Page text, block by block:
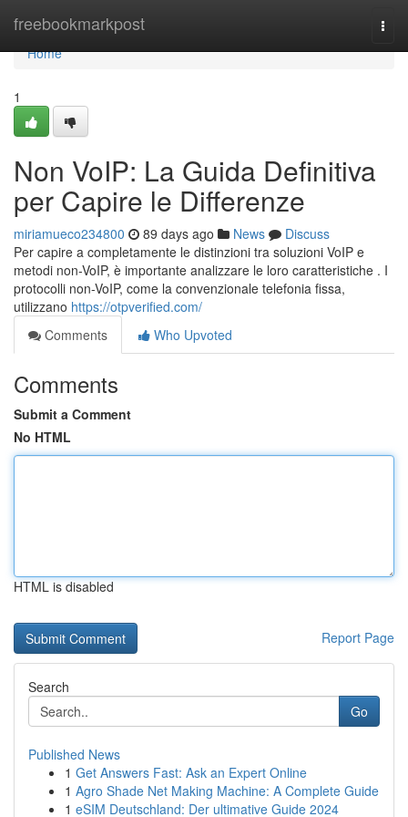
freebookmarkpost
Home
Home
1
Non VoIP: La Guida Definitiva
per Capire le Differenze
miriamueco234800 89 days ago News
Discuss
Per capire a completamente le distinzioni tra soluzioni VoIP e
metodi non-VoIP, è importante analizzare le loro caratteristiche . I
protocolli non-VoIP, come la convenzionale telefonia fissa,
utilizzano https://otpverified.com/
Comments
Who Upvoted
Comments
Submit a Comment
No HTML
HTML is disabled
Report Page
Search
Go
Published News
1 Get Answers Fast: Ask an Expert Online
1 Agro Shade Net Making Machine: A Complete Guide
1 eSIM Deutschland: Der ultimative Guide 2024